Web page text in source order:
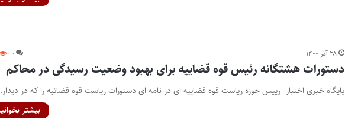
۲۸ آذر ۱۴۰۰ ۰
دستورات هشتگانه رئیس قوه قضاییه برای بهبود وضعیت رسیدگی در محاکم
پایگاه خبری اختبار- رییس حوزه ریاست قوه قضاییه ای در نامه ای دستورات ریاست قوه قضائیه را که در
بیشتر